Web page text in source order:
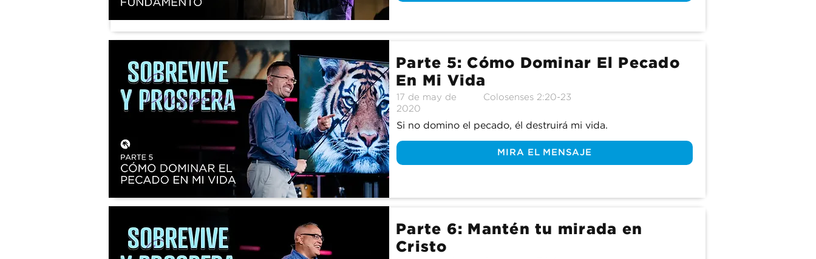
Parte 5: Cómo Dominar El Pecado
En Mi Vida
17 de may de
2020
Colosenses 2:20-23
Si no domino el pecado, él destruirá mi vida.
MIRA EL MENSAJE
Parte 6: Mantén tu mirada en
Cristo